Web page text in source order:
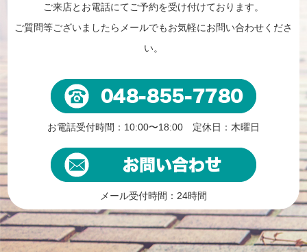
ご来店とお電話にてご予約を受け付けております。
ご質問等ございましたらメールでもお気軽にお問い合わせくださ
い。
お電話受付時間：10:00〜18:00 定休日：木曜日
メール受付時間：24時間